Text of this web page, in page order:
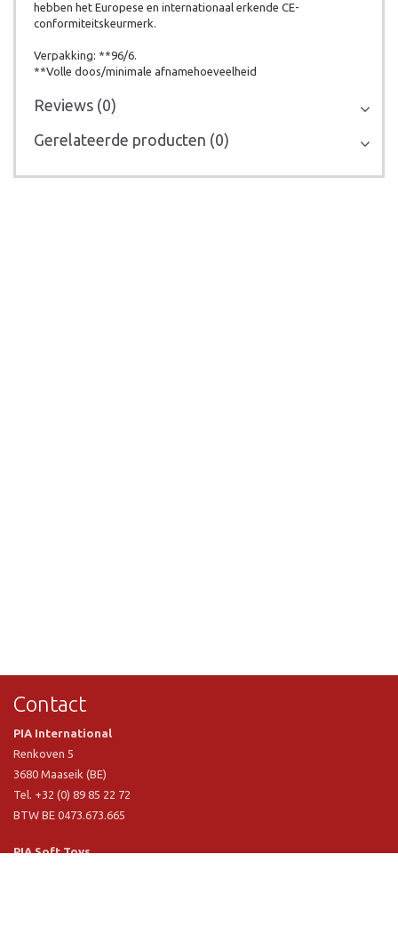
hebben het Europese en internationaal erkende CE-
conformiteitskeurmerk.
Verpakking: **96/6.
**Volle doos/minimale afnamehoeveelheid
Reviews (0)
Gerelateerde producten (0)
Contact
PIA International
Renkoven 5
3680 Maaseik (BE)
Tel. +32 (0) 89 85 22 72
BTW BE 0473.673.665
PIA Soft Toys